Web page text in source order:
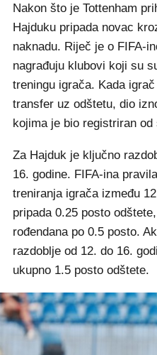
Nakon što je Tottenham
Hajduku pripada novac
naknadu. Riječ je o FIFA-
nagrađuju klubovi koji su
treningu igrača. Kada
transfer uz odštetu, dio
kojima je bio registriran
Za Hajduk je ključno
16. godine. FIFA-ina
treniranja igrača između
pripada 0.25 posto
rođendana po 0.5 posto.
razdoblje od 12. do 16.
ukupno 1.5 posto odštete.